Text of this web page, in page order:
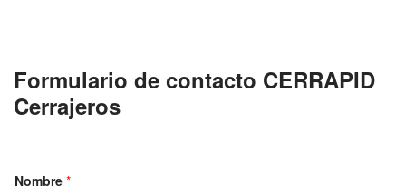
Formulario de contacto CERRAPID
Cerrajeros
Nombre *